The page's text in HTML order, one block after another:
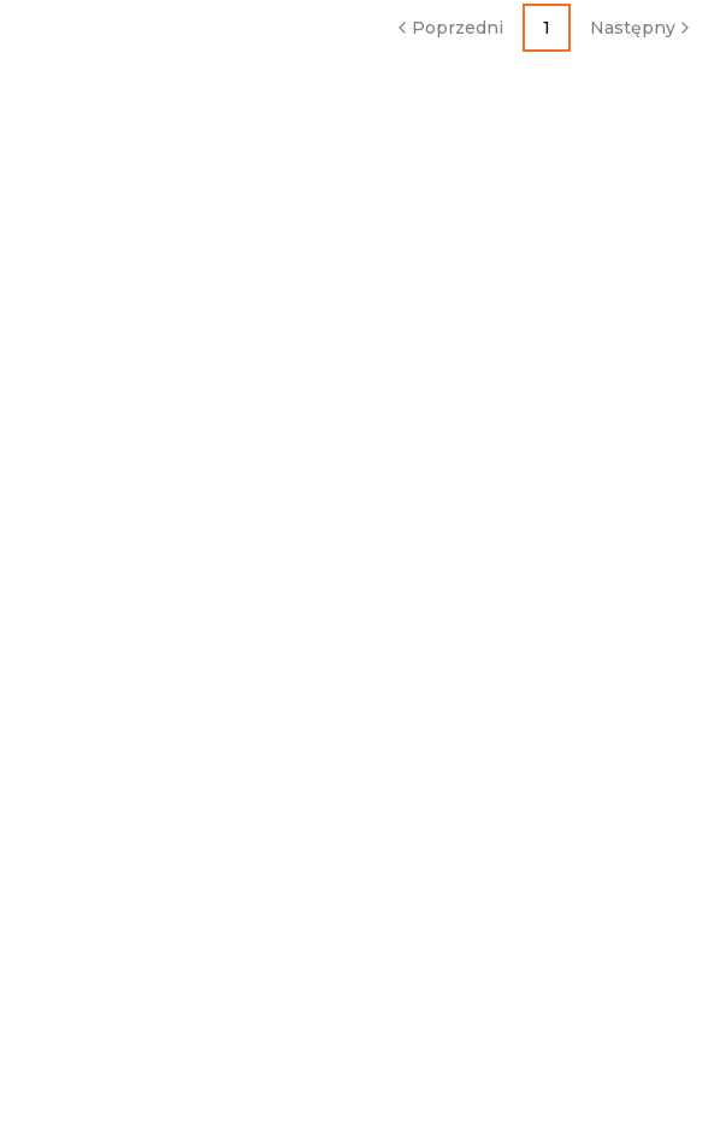
Poprzedni 1 Następny